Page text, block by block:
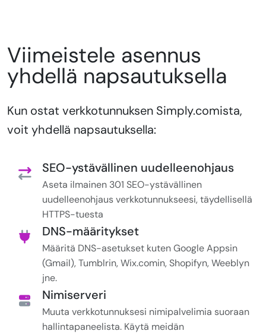
Viimeistele asennus
yhdellä napsautuksella
Kun ostat verkkotunnuksen Simply.comista,
voit yhdellä napsautuksella:
SEO-ystävällinen uudelleenohjaus
Aseta ilmainen 301 SEO-ystävällinen
uudelleenohjaus verkkotunnukseesi, täydellisellä
HTTPS-tuesta
DNS-määritykset
Määritä DNS-asetukset kuten Google Appsin
(Gmail), Tumblrin, Wix.comin, Shopifyn, Weeblyn
jne.
Nimiserveri
Muuta verkkotunnuksesi nimipalvelimia suoraan
hallintapaneelista. Käytä meidän